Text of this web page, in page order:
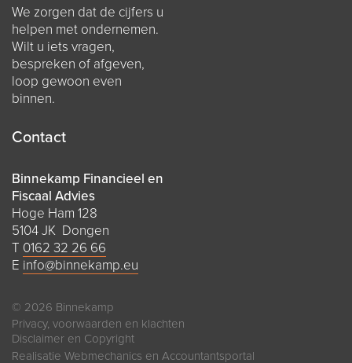
We zorgen dat de cijfers u
helpen met ondernemen.
Wilt u iets vragen,
bespreken of afgeven,
loop gewoon even
binnen.
Contact
Binnekamp Financieel en
Fiscaal Advies
Hoge Ham 128
5104 JK Dongen
T 0162 32 26 66
E info@binnekamp.eu
© 2026 Binnekamp
Privacy, voorwaarden en klachten
Disclaimer en Copyright
Realisatie Webmechanics en Accountantsportal